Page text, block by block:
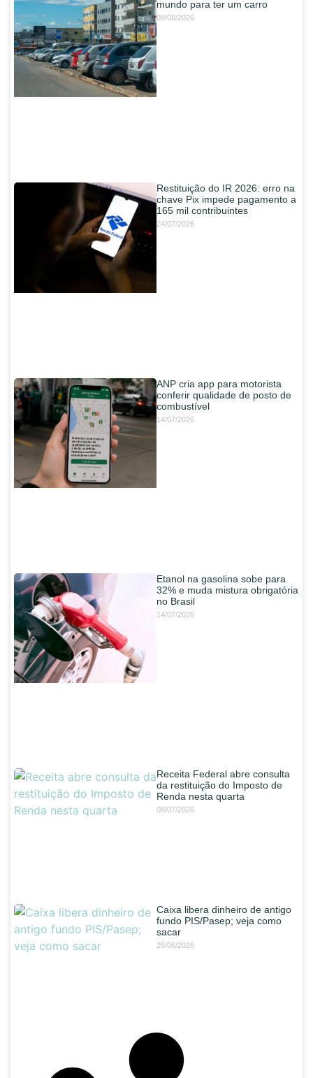
mundo para ter um carro
08/08/2026
Restituição do IR 2026: erro na
chave Pix impede pagamento a
165 mil contribuintes
24/07/2026
ANP cria app para motorista
conferir qualidade de posto de
combustível
14/07/2026
Etanol na gasolina sobe para
32% e muda mistura obrigatória
no Brasil
14/07/2026
Receita Federal abre consulta
da restituição do Imposto de
Renda nesta quarta
08/07/2026
Caixa libera dinheiro de antigo
fundo PIS/Pasep; veja como
sacar
26/06/2026